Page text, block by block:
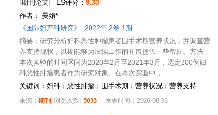
[期刊论文] ES评分： 9.33
作者： 晏娟*
《国际妇产科研究》
2022年 2卷 1期
摘要：研究分析妇科恶性肿瘤患者围手术期营养状况，并调查营
养支持现状，以期能够为后续工作的开展提供一些帮助。方法
本次实验的时间区间为2020年2月至2021年3月，选定200例妇
科恶性肿瘤患者作为研究对象。在本次实验中，..
关键词：妇科；恶性肿瘤；围手术期；营养状况；营养支持
来源： 期刊 浏览次数: 5033 发表时间：2026-08-06